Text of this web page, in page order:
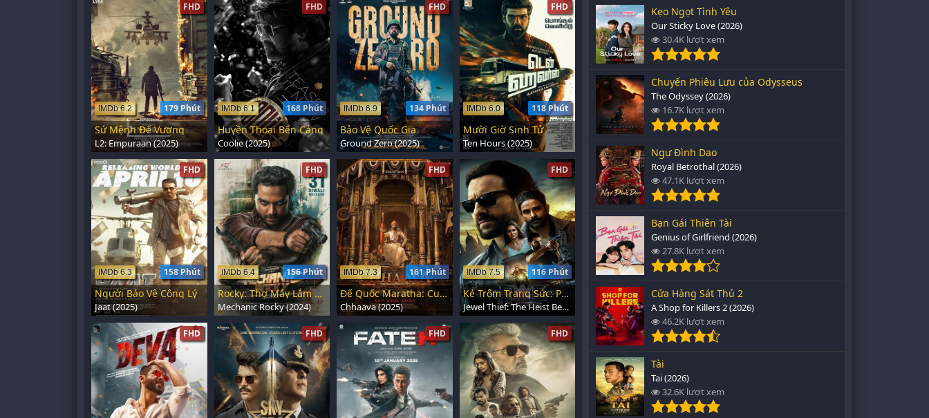
FHD
179 Phút
IMDb 6.2
Sứ Mệnh Đế Vương
L2: Empuraan (2025)
FHD
168 Phút
IMDb 6.1
Huyền Thoại Bến Cảng
Coolie (2025)
FHD
134 Phút
IMDb 6.9
Bảo Vệ Quốc Gia
Ground Zero (2025)
FHD
118 Phút
IMDb 6.0
Mười Giờ Sinh Tử
Ten Hours (2025)
FHD
158 Phút
IMDb 6.3
Người Bảo Vệ Công Lý
Jaat (2025)
FHD
156 Phút
IMDb 6.4
Rocky: Thợ Máy Lắm Chiêu
Mechanic Rocky (2024)
FHD
161 Phút
IMDb 7.3
Đế Quốc Maratha: Cuộc Chiến Cuối Cùng
Chhaava (2025)
FHD
116 Phút
IMDb 7.5
Kẻ Trộm Trang Sức: Phi Vụ Bắt Đầu
Jewel Thief: The Heist Begins (2025)
FHD FHD FHD FHD
Kẹo Ngọt Tình Yêu
Our Sticky Love (2026)
30.4K lượt xem
Chuyến Phiêu Lưu của Odysseus
The Odyssey (2026)
16.7K lượt xem
Ngự Đình Dao
Royal Betrothal (2026)
47.1K lượt xem
Bạn Gái Thiên Tài
Genius of Girlfriend (2026)
27.8K lượt xem
Cửa Hàng Sát Thủ 2
A Shop for Killers 2 (2026)
46.2K lượt xem
Tài
Tai (2026)
32.6K lượt xem